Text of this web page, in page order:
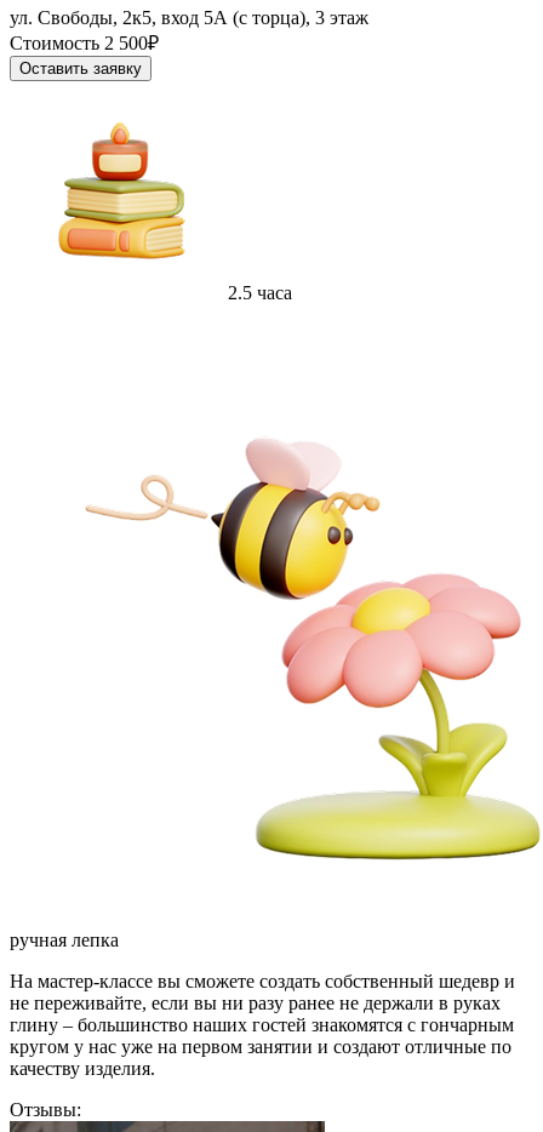
ул. Свободы, 2к5, вход 5А (с торца), 3 этаж
Стоимость 2 500₽
Оставить заявку
2.5 часа
ручная лепка
На мастер-классе вы сможете создать собственный шедевр и
не переживайте, если вы ни разу ранее не держали в руках
глину – большинство наших гостей знакомятся с гончарным
кругом у нас уже на первом занятии и создают отличные по
качеству изделия.
Отзывы: